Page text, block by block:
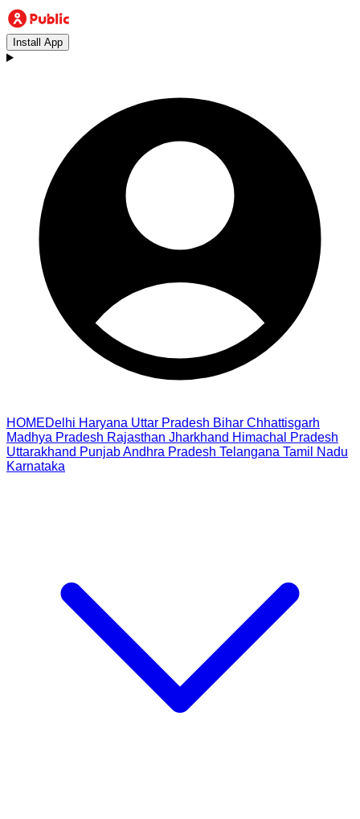
Install App
HOMEDelhi Haryana Uttar Pradesh Bihar Chhattisgarh
Madhya Pradesh Rajasthan Jharkhand Himachal Pradesh
Uttarakhand PunjabAndhra Pradesh Telangana Tamil Nadu
Karnataka